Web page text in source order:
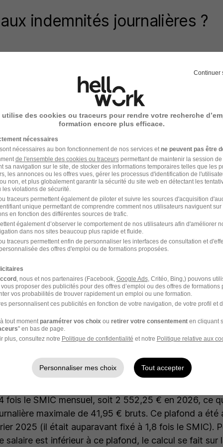
indemnités journalières ?
pendant un arrêt maladie sont les
sont essentiels sont à connaître : les conditions
montant.
aux indemnités journalières
indemnités journalières (IJ) versées par
des conditions suivantes au jour de l'arrêt : avoir
des 3 mois civils ou des 90 jours précédant
égal à 1 015 fois le montant horaire du SMIC sur
pas ces conditions au titre des 3 derniers mois,
mois est possible. Dans ce cas, le seuil est de 600
équivalente, ce qui couvre les parcours à temps
en cours d'année.
et montant des indemnités
ne sont pas versées dès le premier jour
s'applique : vous commencez à percevoir des IJ à
arrêt dure 3 jours ou moins, vous ne percevez
est égal à 50 % de votre salaire journalier de base,
derniers salaires bruts divisée par 91,25. Le salaire
fois le SMIC mensuel, soit 2 552,25 € en 2026, ce
maximale de 41,95 € bruts. Ce plafond a été
2025 (il était auparavant fixé à 1,8 fois le SMIC).
salaire est inférieur à ce plafond, le calcul se fait sur
Continuer
utilise des cookies ou traceurs pour rendre votre recherche
formation encore plus efficace.
nécessaires
nécessaires au bon fonctionnement de nos services et ne peuvent pas être
de l'ensemble des cookies ou traceurspermettant de maintenir la session
sa navigation sur le site, de stocker des informations temporaires telles que les
les annonces ou les offres vues, gérer les processus d'identification de
non, et plus globalement garantir la sécurité du site web en détectant les
violations de sécurité.
traceurs permettent également de piloter et suivre les sources d'acquisition
unique permettant de comprendre comment nos utilisateurs naviguent sur
en fonction des différentes sources de trafic.
également d’observer le comportement de nos utilisateurs afin d'améliorer
dans nos sites beaucoup plus rapide et fluide.
traceurs permettent enfin de personnaliser les interfaces de consultation et
des offres d'emploi ou de formations proposées.
, nous et nos partenaires (Facebook, Google Ads, Critéo, Bing,) pouvons
proposer des publicités pour des offres d’emploi ou des offres de formations
vos probabilités de trouver rapidement un emploi ou une formation.
personnalisent ces publicités en fonction de votre navigation, de votre profil et
tout moment paramétrer vos choix ou retirer votre consentementen cliquant
" en bas de page.
plus, consultez notre Politique de confidentialité et notre Politique relative aux
Personnaliser mes choix Tout accepter